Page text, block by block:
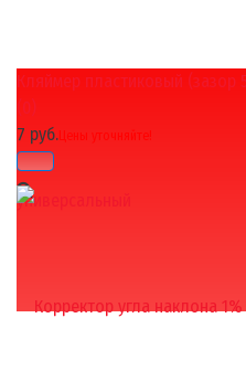
избранное сравнить
Кляймер пластиковый (зазор
(0)
7 руб.Цены уточняйте!